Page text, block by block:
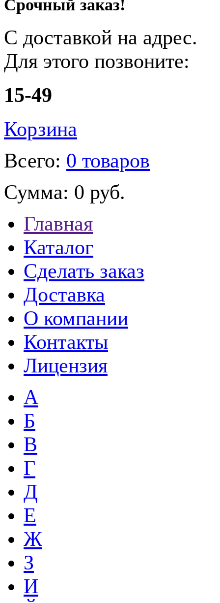
Срочный заказ!
С доставкой на адрес.
Для этого позвоните:
15-49
Корзина
Всего: 0 товаров
Сумма: 0 руб.
Главная
Каталог
Сделать заказ
Доставка
О компании
Контакты
Лицензия
А
Б
В
Г
Д
Е
Ж
З
И